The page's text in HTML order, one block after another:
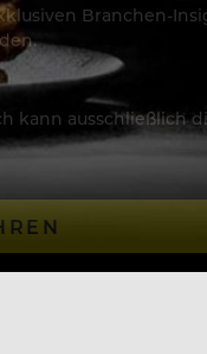
Branchen-
kann ausschließlich